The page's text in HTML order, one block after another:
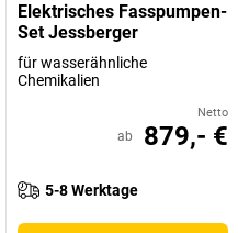
Elektrisches Fasspumpen-
Set Jessberger
für wasserähnliche
Chemikalien
Netto
ab 879,- €
5-8 Werktage